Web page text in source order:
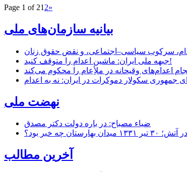
Page 1 of 21 2»
بیانیه سازمان‌های ملی
سرکوب سیاسی–اجتماعی، و نقض حقوق زنان
جبهه ملی ایران: ماشین اعدام را متوقف کنید!
اعدام‌های وقیحانه در ملأِعام را محکوم می‌کند
جمهوری سکولار دموکرات در ایران: نه به اعدام
نهضت ملی
ضیاء مصباح: در باره دولت دکتر مصدق
خبر بود؟
آخرین مطالب